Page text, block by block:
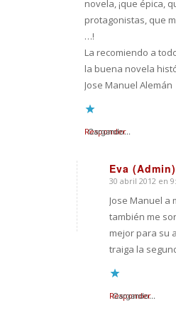
novela, ¡que épica,
protagonistas, que
…!
La recomiendo a
la buena novela
Jose Manuel Alemán
Cargando...
Responder
Eva (Admin)
Dice:
30 abril 2012 en
Jose Manuel a
también me
mejor para su
traiga la
Cargando...
Responder